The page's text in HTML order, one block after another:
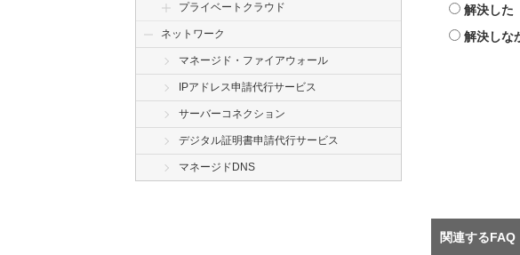
プライベートクラウド
ネットワーク
マネージド・ファイアウォール
IPアドレス申請代行サービス
サーバーコネクション
デジタル証明書申請代行サービス
マネージドDNS
解決した
解決しな
関連するFAQ